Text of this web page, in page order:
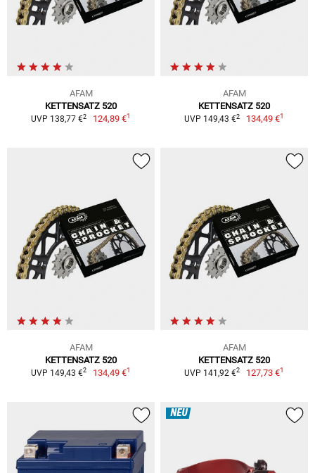
AFAM
KETTENSATZ 520
UVP 138,77 €2 124,89 €1
AFAM
KETTENSATZ 520
UVP 149,43 €2 134,49 €1
AFAM
KETTENSATZ 520
UVP 149,43 €2 134,49 €1
AFAM
KETTENSATZ 520
UVP 141,92 €2 127,73 €1
NEU